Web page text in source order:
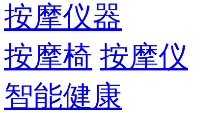
按摩仪器
按摩椅 按摩仪
智能健康